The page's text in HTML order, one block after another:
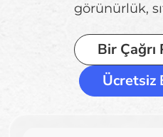
görünürlük,
Bir Çağrı
Ücretsiz